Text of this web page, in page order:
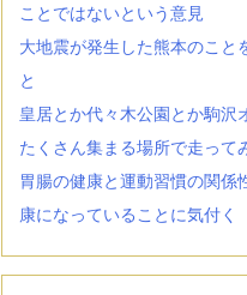
ことではないという意見
大地震が発生した熊本のこと
と
皇居とか代々木公園とか駒沢
たくさん集まる場所で走って
胃腸の健康と運動習慣の関係
康になっていることに気付く